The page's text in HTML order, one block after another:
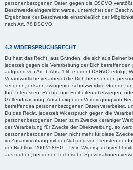
personenbezogenen Daten gegen die DSGVO
Beschwerde eingereicht wurde, unterrichtet den
Ergebnisse der Beschwerde einschließlich der
nach Art. 78 DSGVO.
4.2 WIDERSPRUCHSRECHT
Du hast das Recht, aus Gründen, die sich aus Deiner
jederzeit gegen die Verarbeitung der Dich
aufgrund von Art. 6 Abs. 1 lit. e oder f DSGVO erfolgt,
Verantwortliche verarbeitet die Dich betreffenden
sei denn, er kann zwingende schutzwürdige Gründe
Ihre Interessen, Rechte und Freiheiten überwiegen,
Geltendmachung, Ausübung oder Verteidigung von
betreffenden personenbezogenen Daten verarbeitet,
Du das Recht, jederzeit Widerspruch gegen die
personenbezogenen Daten zum Zwecke derartiger
der Verarbeitung für Zwecke der Direktwerbung, so
personenbezogenen Daten nicht mehr für diese
im Zusammenhang mit der Nutzung von Diensten der
der Richtlinie 2002/58/EG – Dein Widerspruchsrecht
auszuüben, bei denen technische Spezifikationen